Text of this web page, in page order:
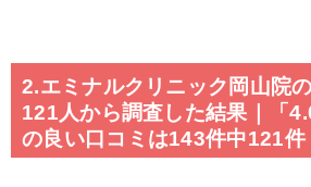
2.エミナルクリニック岡山院
121人から調査した結果｜「
の良い口コミは143件中121件